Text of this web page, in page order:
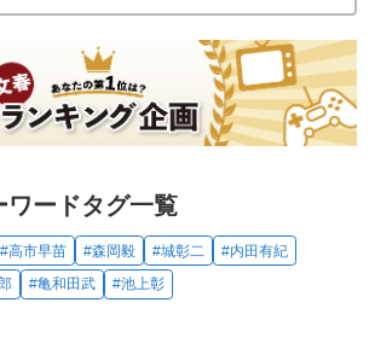
ワードタグ一覧
#高市早苗 #森岡毅 #城彰二
#内田有紀
#亀和田武 #池上彰